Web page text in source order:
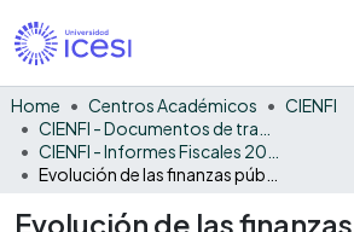
Home Centros Académicos
CIENFI
Evolución de las